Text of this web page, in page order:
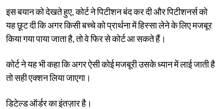
इस बयान को देखते हुए, कोर्ट ने पिटीशन बंद कर दी और पिटीशनर्स को
यह छूट दी कि अगर किसी बच्चे को प्रार्थना में हिस्सा लेने के लिए मजबूर
किया गया पाया जाता है, तो वे फिर से कोर्ट आ सकते हैं।
कोर्ट ने यह भी कहा कि अगर ऐसी कोई मजबूरी उसके ध्यान में लाई जाती है
तो सही एक्शन लिया जाएगा।
डिटेल्ड ऑर्डर का इंतज़ार है।